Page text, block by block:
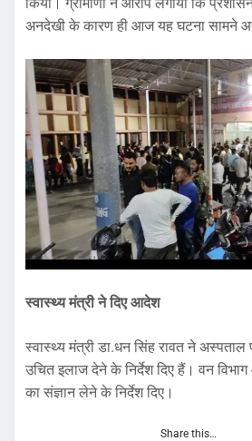
अनदेखी के कारण ही आज यह घटना सामने
स्वास्थ्य मंत्री ने दिए आदेश
स्वास्थ्य मंत्री डा.धन सिंह रावत ने
उचित इलाज देने के निर्देश दिए हैं। वन
का संज्ञान लेने के निर्देश दिए।
Share this…